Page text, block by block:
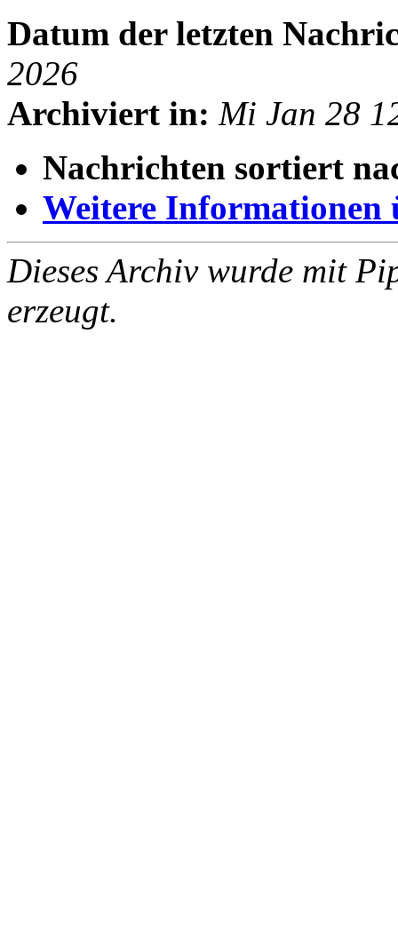
Datum der letzten
2026
Archiviert in: Mi Jan 28
Nachrichten sortiert
Weitere Informationen
Dieses Archiv wurde mit
erzeugt.